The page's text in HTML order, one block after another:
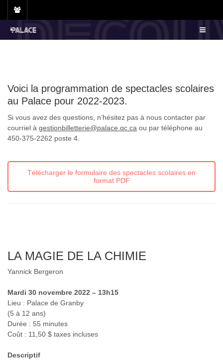
content
Voici la programmation de spectacles scolaires
au Palace pour 2022-2023.
Si vous avez des questions, n’hésitez pas à nous contacter par
courriel à gestionbilletterie@palace.qc.ca ou par téléphone au
450-375-2262 poste 4.
Télécharger le formulaire des spectacles scolaires en
format PDF
LA MAGIE DE LA CHIMIE
Yannick Bergeron
Mardi 30 novembre 2022 – 13h15
Lieu : Palace de Granby
(5 à 12 ans)
Durée : 55 minutes
Coût : 11,50 $ taxes incluses
Descriptif